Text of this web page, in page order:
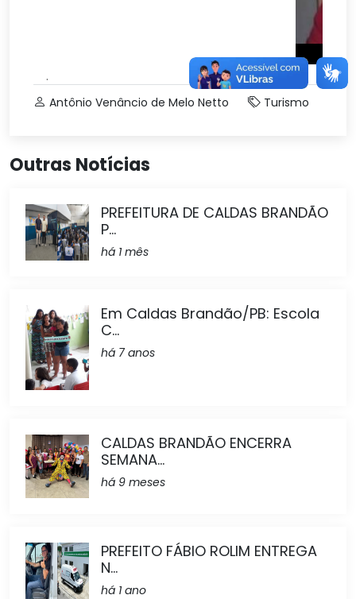
.
Antônio Venâncio de Melo Netto Turismo
Outras Notícias
PREFEITURA DE CALDAS BRANDÃO
P...
há 1 mês
Em Caldas Brandão/PB: Escola
C...
há 7 anos
CALDAS BRANDÃO ENCERRA
SEMANA...
há 9 meses
PREFEITO FÁBIO ROLIM ENTREGA
N...
há 1 ano